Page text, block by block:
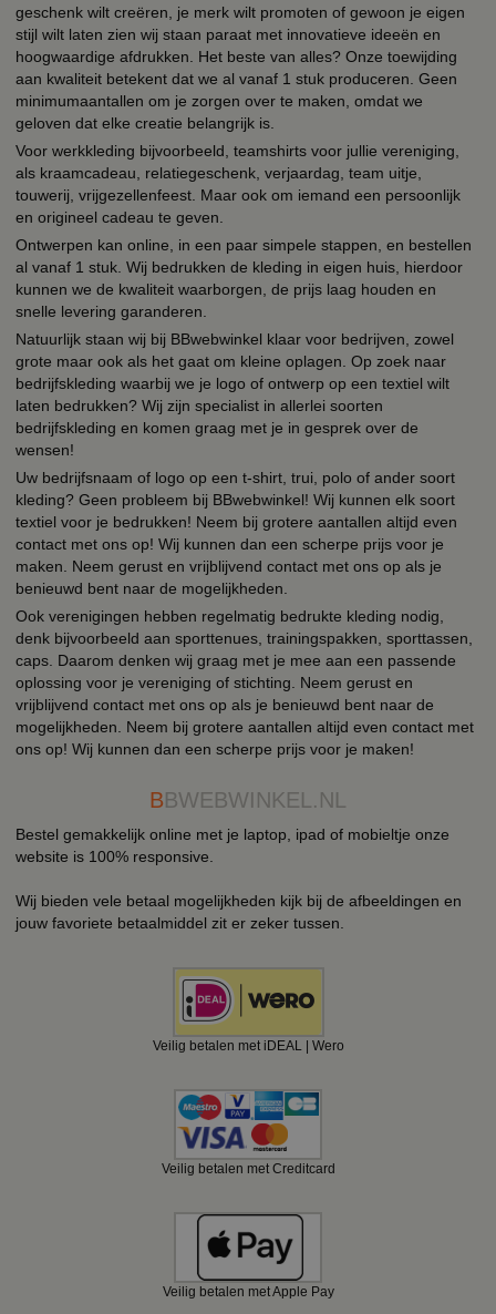
geschenk wilt creëren, je merk wilt promoten of gewoon je eigen
stijl wilt laten zien wij staan paraat met innovatieve ideeën en
hoogwaardige afdrukken. Het beste van alles? Onze toewijding
aan kwaliteit betekent dat we al vanaf 1 stuk produceren. Geen
minimumaantallen om je zorgen over te maken, omdat we
geloven dat elke creatie belangrijk is.
Voor werkkleding bijvoorbeeld, teamshirts voor jullie vereniging,
als kraamcadeau, relatiegeschenk, verjaardag, team uitje,
touwerij, vrijgezellenfeest. Maar ook om iemand een persoonlijk
en origineel cadeau te geven.
Ontwerpen kan online, in een paar simpele stappen, en bestellen
al vanaf 1 stuk. Wij bedrukken de kleding in eigen huis, hierdoor
kunnen we de kwaliteit waarborgen, de prijs laag houden en
snelle levering garanderen.
Natuurlijk staan wij bij BBwebwinkel klaar voor bedrijven, zowel
grote maar ook als het gaat om kleine oplagen. Op zoek naar
bedrijfskleding waarbij we je logo of ontwerp op een textiel wilt
laten bedrukken? Wij zijn specialist in allerlei soorten
bedrijfskleding en komen graag met je in gesprek over de
wensen!
Uw bedrijfsnaam of logo op een t-shirt, trui, polo of ander soort
kleding? Geen probleem bij BBwebwinkel! Wij kunnen elk soort
textiel voor je bedrukken! Neem bij grotere aantallen altijd even
contact met ons op! Wij kunnen dan een scherpe prijs voor je
maken. Neem gerust en vrijblijvend contact met ons op als je
benieuwd bent naar de mogelijkheden.
Ook verenigingen hebben regelmatig bedrukte kleding nodig,
denk bijvoorbeeld aan sporttenues, trainingspakken, sporttassen,
caps. Daarom denken wij graag met je mee aan een passende
oplossing voor je vereniging of stichting. Neem gerust en
vrijblijvend contact met ons op als je benieuwd bent naar de
mogelijkheden. Neem bij grotere aantallen altijd even contact met
ons op! Wij kunnen dan een scherpe prijs voor je maken!
BBWEBWINKEL.NL
Bestel gemakkelijk online met je laptop, ipad of mobieltje onze
website is 100% responsive.
Wij bieden vele betaal mogelijkheden kijk bij de afbeeldingen en
jouw favoriete betaalmiddel zit er zeker tussen.
Veilig betalen met iDEAL | Wero
Veilig betalen met Creditcard
Veilig betalen met Apple Pay